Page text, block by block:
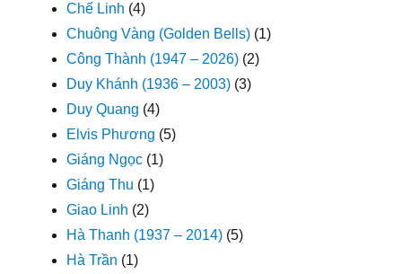
Chế Linh (4)
Chuông Vàng (Golden Bells) (1)
Công Thành (1947 – 2026) (2)
Duy Khánh (1936 – 2003) (3)
Duy Quang (4)
Elvis Phương (5)
Giáng Ngọc (1)
Giáng Thu (1)
Giao Linh (2)
Hà Thanh (1937 – 2014) (5)
Hà Trần (1)